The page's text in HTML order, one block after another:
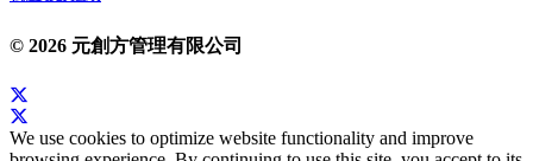
© 2026 元創方管理有限公司
We use cookies to optimize website functionality and improve